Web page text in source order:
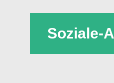
Soziale-